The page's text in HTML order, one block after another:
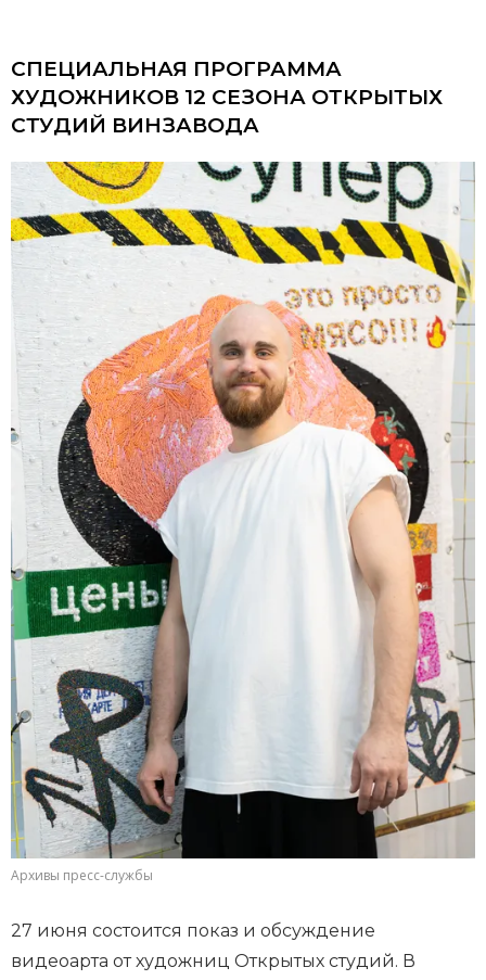
СПЕЦИАЛЬНАЯ ПРОГРАММА
ХУДОЖНИКОВ 12 СЕЗОНА ОТКРЫТЫХ
СТУДИЙ ВИНЗАВОДА
Архивы пресс-службы
27 июня состоится показ и обсуждение
видеоарта от художниц Открытых студий. В